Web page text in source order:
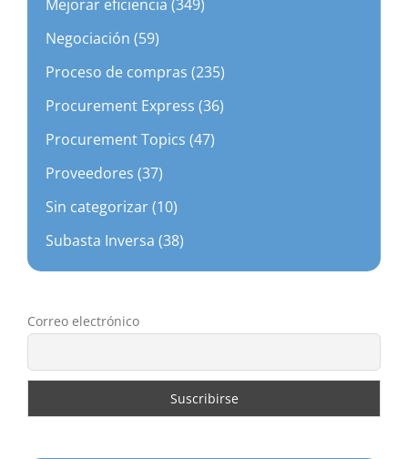
Mejorar eficiencia (349)
Negociación (59)
Proceso de compras (235)
Procurement Express (36)
Procurement Topics (47)
Proveedores (37)
Sin categorizar (10)
Subasta Inversa (38)
Correo electrónico